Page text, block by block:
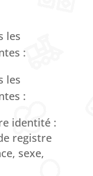
les
:
les
:
identité :
registre
sexe,